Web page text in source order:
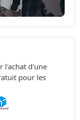
l'achat d'une
pour les